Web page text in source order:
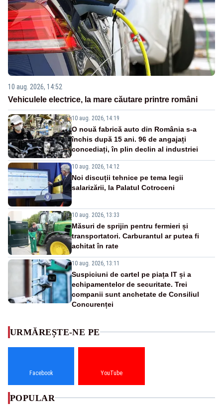
10 aug. 2026, 14:52
Vehiculele electrice, la mare căutare printre români
10 aug. 2026, 14:19
O nouă fabrică auto din România s-a
închis după 15 ani. 96 de angajați
concediați, în plin declin al industriei
10 aug. 2026, 14:12
Noi discuții tehnice pe tema legii
salarizării, la Palatul Cotroceni
10 aug. 2026, 13:33
Măsuri de sprijin pentru fermieri și
transportatori. Carburantul ar putea fi
achitat în rate
10 aug. 2026, 13:11
Suspiciuni de cartel pe piața IT și a
echipamentelor de securitate. Trei
companii sunt anchetate de Consiliul
Concurenței
URMĂREȘTE-NE PE
Facebook YouTube
POPULAR